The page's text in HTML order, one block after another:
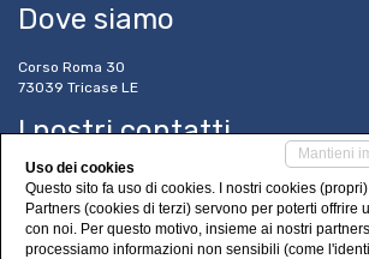
Dove siamo
Corso Roma 30
73039 Tricase LE
I nostri contatti
Tel. 0833 546195
info@azzurrosalento.it
azzurrosalentosas@pec.it
www.azzurrosalento.it
Mantieni
Uso dei cookies
Questo sito fa uso di cookies. I nostri cookies
Partners (cookies di terzi) servono per poterti offrire
con noi. Per questo motivo, insieme ai nostri
processiamo informazioni non sensibili (come